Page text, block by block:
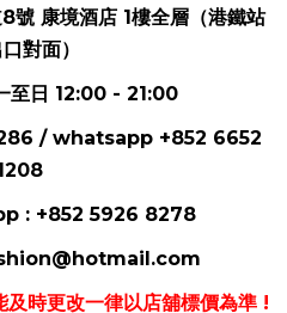
號 康境酒店 1樓全層（港鐵站
對面）
至日 12:00 - 21:00
/ whatsapp +852 6652
: +852 5926 8278
時更改一律以店舖標價為準 !